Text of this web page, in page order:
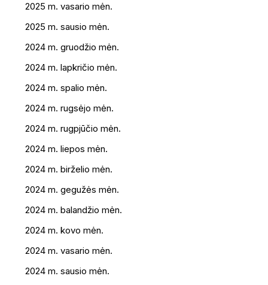
2025 m. vasario mėn.
2025 m. sausio mėn.
2024 m. gruodžio mėn.
2024 m. lapkričio mėn.
2024 m. spalio mėn.
2024 m. rugsėjo mėn.
2024 m. rugpjūčio mėn.
2024 m. liepos mėn.
2024 m. birželio mėn.
2024 m. gegužės mėn.
2024 m. balandžio mėn.
2024 m. kovo mėn.
2024 m. vasario mėn.
2024 m. sausio mėn.